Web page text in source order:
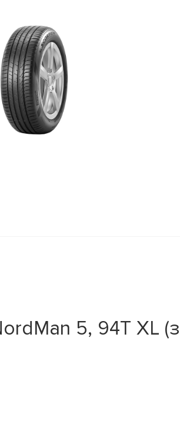
5, 94T XL